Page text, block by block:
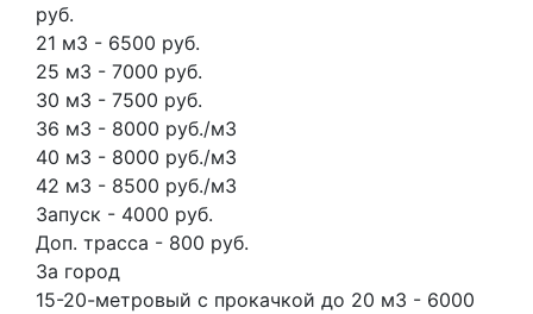
руб.
21 м3 - 6500 руб.
25 м3 - 7000 руб.
30 м3 - 7500 руб.
36 м3 - 8000 руб./м3
40 м3 - 8000 руб./м3
42 м3 - 8500 руб./м3
Запуск - 4000 руб.
Доп. трасса - 800 руб.
За город
15-20-метровый с прокачкой до 20 м3 - 6000